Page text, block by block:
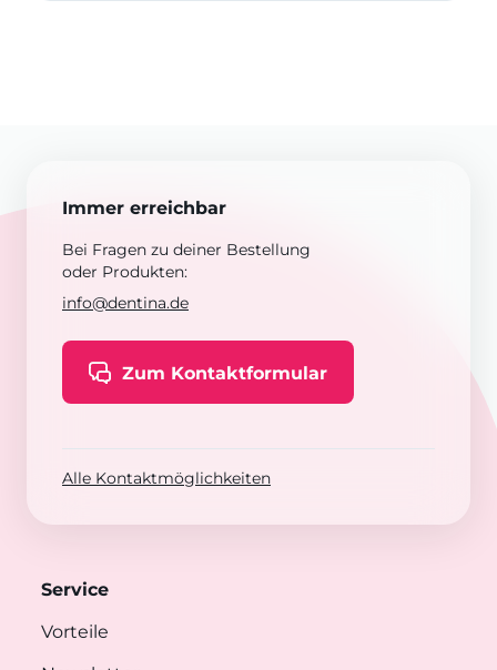
Immer erreichbar
Bei Fragen zu deiner Bestellung
oder Produkten:
info@dentina.de
Zum Kontaktformular
Alle Kontaktmöglichkeiten
Service
Vorteile